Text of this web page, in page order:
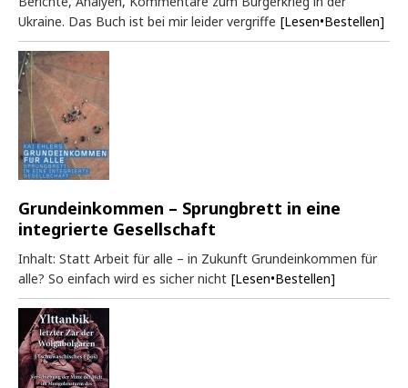
Ukraine. Das Buch ist bei mir leider vergriffe [Lesen•Bestellen]
Grundeinkommen – Sprungbrett in eine
integrierte Gesellschaft
Inhalt: Statt Arbeit für alle – in Zukunft Grundeinkommen für
alle? So einfach wird es sicher nicht [Lesen•Bestellen]